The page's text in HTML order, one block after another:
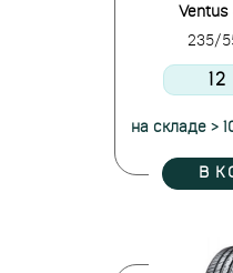
Ventus
235/
на складе >
В